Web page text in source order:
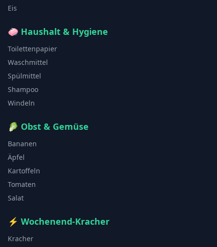
Eis
🧼 Haushalt & Hygiene
Toilettenpapier
Waschmittel
Spülmittel
Shampoo
Windeln
🥬 Obst & Gemüse
Bananen
Äpfel
Kartoffeln
Tomaten
Salat
⚡ Wochenend-Kracher
Kracher